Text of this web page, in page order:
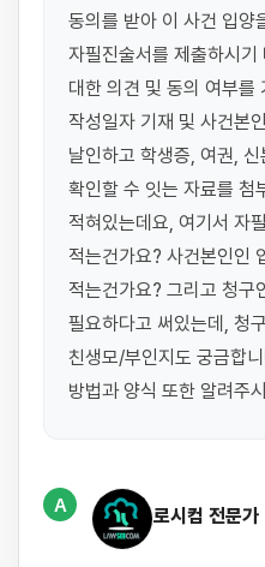
동의를 받아 이 사건 입양
자필진술서를 제출하시기
대한 의견 및 동의 여부를
작성일자 기재 및 사건본
날인하고 학생증, 여권,
확인할 수 잇는 자료를 첨
적혀있는데요, 여기서 자
적는건가요? 사건본인인
적는건가요? 그리고 청구
필요하다고 써있는데, 청
친생모/부인지도 궁금합
방법과 양식 또한 알려주
A
로시컴 전문가